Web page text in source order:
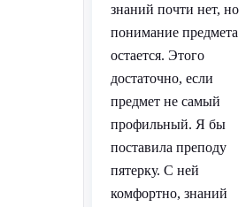
знаний почти нет, но
понимание предмета
остается. Этого
достаточно, если
предмет не самый
профильный. Я бы
поставила преподу
пятерку. С ней
комфортно, знаний